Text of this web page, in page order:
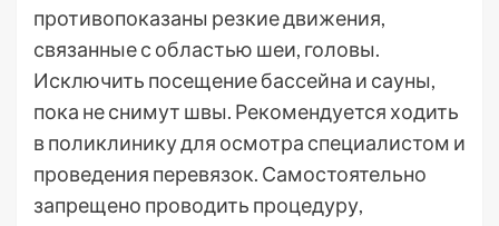
противопоказаны резкие движения,
связанные с областью шеи, головы.
Исключить посещение бассейна и сауны,
пока не снимут швы. Рекомендуется ходить
в поликлинику для осмотра специалистом и
проведения перевязок. Самостоятельно
запрещено проводить процедуру,